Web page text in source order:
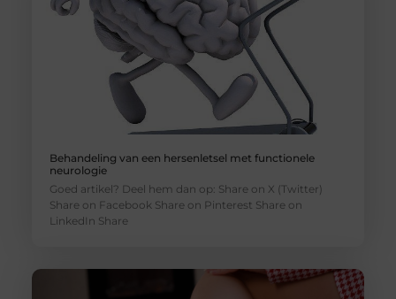
Behandeling van een hersenletsel met functionele
neurologie
Goed artikel? Deel hem dan op: Share on X (Twitter)
Share on Facebook Share on Pinterest Share on
LinkedIn Share